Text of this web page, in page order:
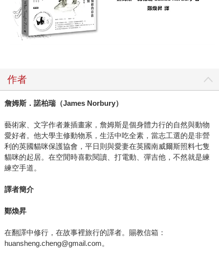
作者
詹姆斯．諾柏瑞（James Norbury）
藝術家、文字作者兼插畫家，詹姆斯是個身體力行的自然與動物
愛好者。他大學主修動物系，生活中吃全素，當志工選的是非營
利的英國貓咪保護協會，平日則與愛妻在英國南威爾斯照料七隻
貓咪的起居。在空閒時喜歡閱讀、打電動、彈吉他，不然就是練
練空手道。
譯者簡介
鄭煥昇
在翻譯中修行，在故事裡旅行的譯者。賜教信箱：
huansheng.cheng@gmail.com。